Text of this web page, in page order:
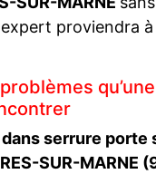
proviendra à
serrure porte
SUR-MARNE